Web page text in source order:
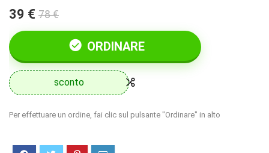
39 € 78 €
ORDINARE
sconto
Per effettuare un ordine, fai clic sul pulsante "Ordinare" in alto